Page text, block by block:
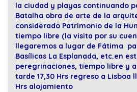
la ciudad y playas continuando
Batalha obra de arte de la
considerado Patrimonio de la
tiempo libre (la visita por su
llegaremos a lugar de Fátima
Basílicas La Esplanada, etc.en
peregrinaciones, tiempo libre y
tarde 17,30 Hrs regreso a Lisboa
Hrs alojamiento